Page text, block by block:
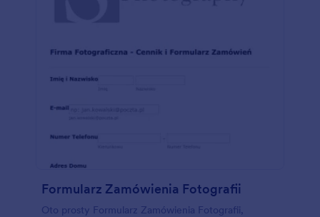
Formularz Zamówienia Fotografii
Oto prosty Formularz Zamówienia Fotografii,